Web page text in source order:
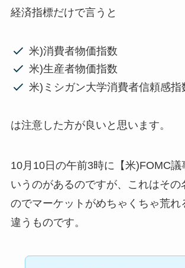
経済指標だけで言うと
米)消費者物価指数
米)生産者物価指数
米)ミシガン大学消費者信頼感指
は注意した方が良いと思います。
10月10日の午前3時に【米)FOMC議
いうのがあるのですが、これはその
のでマーケットがめちゃくちゃ荒れ
違うものです。